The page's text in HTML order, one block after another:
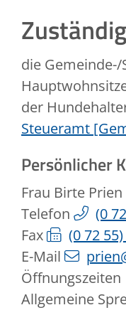
die
der
Steueramt
Persönlicher
Frau Birte Prien
Telefon
(072
Fax
(072 55)
E-Mail
Öffnungszeiten
Allgemeine